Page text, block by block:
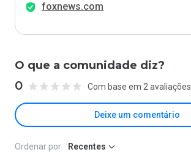
foxnews.com
O que a comunidade diz?
0 Com base em 2 avaliações
Deixe um comentário
Ordenar por: Recentes